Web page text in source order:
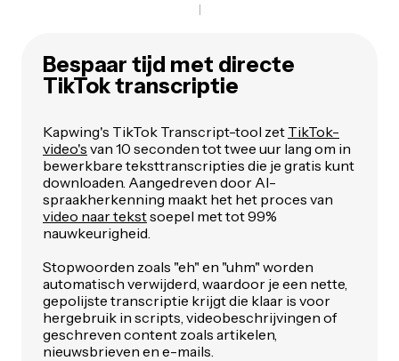
Bespaar tijd met directe
TikTok transcriptie
Kapwing's TikTok Transcript-tool zet TikTok-
video's van 10 seconden tot twee uur lang om in
bewerkbare teksttranscripties die je gratis kunt
downloaden. Aangedreven door AI-
spraakherkenning maakt het het proces van
video naar tekstsoepel met tot 99%
nauwkeurigheid.
Stopwoorden zoals "eh" en "uhm" worden
automatisch verwijderd, waardoor je een nette,
gepolijste transcriptie krijgt die klaar is voor
hergebruik in scripts, videobeschrijvingen of
geschreven content zoals artikelen,
nieuwsbrieven en e-mails.